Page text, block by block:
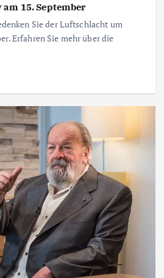
15. September
Sie der Luftschlacht um
Erfahren Sie mehr über die